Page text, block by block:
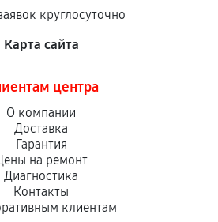
круглосуточно
Карта сайта
центра
О компании
Доставка
Гарантия
на ремонт
Диагностика
Контакты
клиентам